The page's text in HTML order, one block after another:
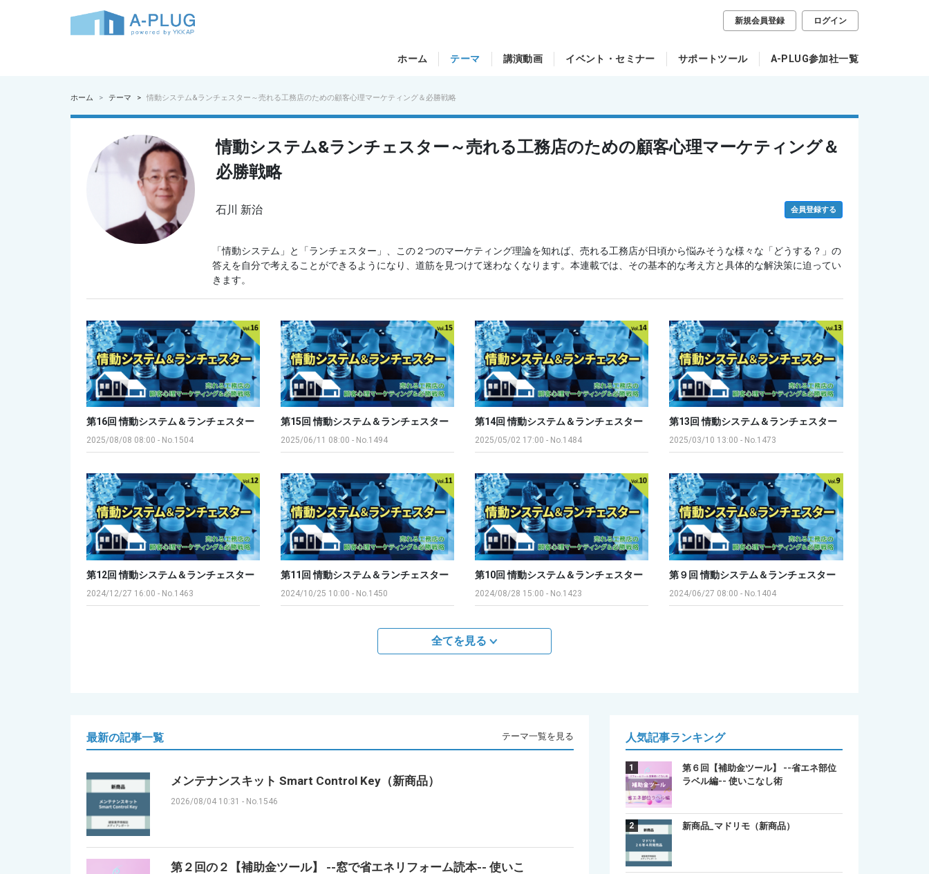
新規会員登録 ログイン
ホーム テーマ 講演動画 イベント・セミナー サポートツール A-PLUG参加社一覧
ホーム テーマ 情動システム&ランチェスター～売れる工務店のための顧客心理マーケティング＆必勝戦略
情動システム&ランチェスター～売れる工務店のための顧客心理マーケティング＆
必勝戦略
石川 新治 会員登録する
「情動システム」と「ランチェスター」、この２つのマーケティング理論を知れば、売れる工務店が日頃から悩みそうな様々な「どうする？」の
答えを自分で考えることができるようになり、道筋を見つけて迷わなくなります。本連載では、その基本的な考え方と具体的な解決策に迫ってい
きます。
第16回 情動システム＆ランチェスター
2025/08/08 08:00 - No.1504
第15回 情動システム＆ランチェスター
2025/06/11 08:00 - No.1494
第14回 情動システム＆ランチェスター
2025/05/02 17:00 - No.1484
第13回 情動システム＆ランチェスター
2025/03/10 13:00 - No.1473
第12回 情動システム＆ランチェスター
2024/12/27 16:00 - No.1463
第11回 情動システム＆ランチェスター
2024/10/25 10:00 - No.1450
第10回 情動システム＆ランチェスター
2024/08/28 15:00 - No.1423
第９回 情動システム＆ランチェスター
2024/06/27 08:00 - No.1404
全てを見る
最新の記事一覧 テーマ一覧を見る
メンテナンスキット Smart Control Key（新商品）
2026/08/04 10:31 - No.1546
第２回の２【補助金ツール】 --窓で省エネリフォーム読本-- 使いこ
人気記事ランキング
第６回【補助金ツール】 --省エネ部位
ラベル編-- 使いこなし術
新商品_マドリモ（新商品）